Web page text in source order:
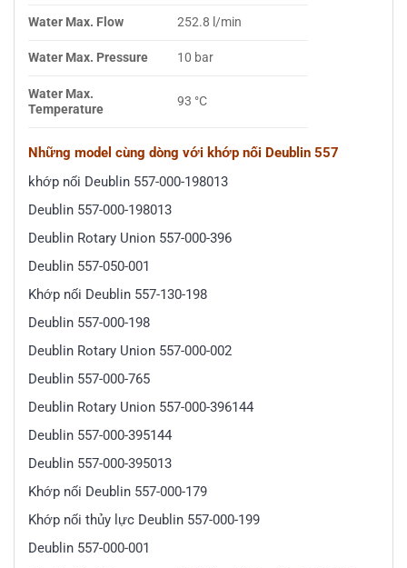
Water Max. Flow 252.8 l/min
Water Max. Pressure 10 bar
Water Max.
Temperature
93 °C
Những model cùng dòng với khớp nối Deublin 557
khớp nối Deublin 557-000-198013
Deublin 557-000-198013
Deublin Rotary Union 557-000-396
Deublin 557-050-001
Khớp nối Deublin 557-130-198
Deublin 557-000-198
Deublin Rotary Union 557-000-002
Deublin 557-000-765
Deublin Rotary Union 557-000-396144
Deublin 557-000-395144
Deublin 557-000-395013
Khớp nối Deublin 557-000-179
Khớp nối thủy lực Deublin 557-000-199
Deublin 557-000-001